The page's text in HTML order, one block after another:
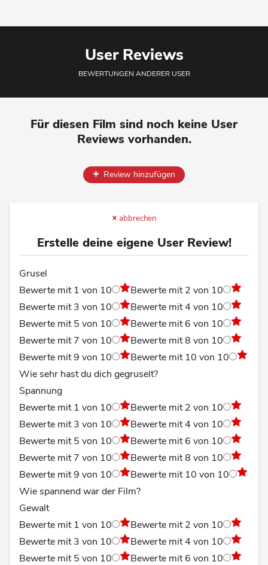
User Reviews
BEWERTUNGEN ANDERER USER
Für diesen Film sind noch keine User
Reviews vorhanden.
Review hinzufügen
abbrechen
Erstelle deine eigene User Review!
Grusel
Bewerte mit 1 von 10
Bewerte mit 2 von 10
Bewerte mit 3 von 10
Bewerte mit 4 von 10
Bewerte mit 5 von 10
Bewerte mit 6 von 10
Bewerte mit 7 von 10
Bewerte mit 8 von 10
Bewerte mit 9 von 10
Bewerte mit 10 von 10
Wie sehr hast du dich gegruselt?
Spannung
Bewerte mit 1 von 10
Bewerte mit 2 von 10
Bewerte mit 3 von 10
Bewerte mit 4 von 10
Bewerte mit 5 von 10
Bewerte mit 6 von 10
Bewerte mit 7 von 10
Bewerte mit 8 von 10
Bewerte mit 9 von 10
Bewerte mit 10 von 10
Wie spannend war der Film?
Gewalt
Bewerte mit 1 von 10
Bewerte mit 2 von 10
Bewerte mit 3 von 10
Bewerte mit 4 von 10
Bewerte mit 5 von 10
Bewerte mit 6 von 10